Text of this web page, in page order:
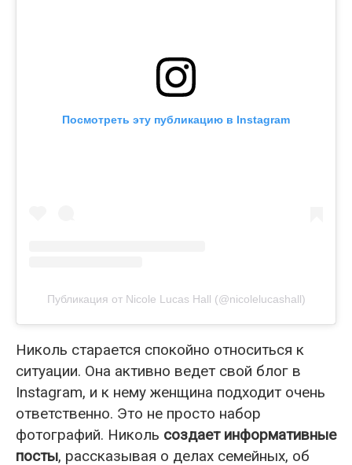
Посмотреть эту публикацию в Instagram
Публикация от Nicole Lucas Hall (@nicolelucashall)
Николь старается спокойно относиться к
ситуации. Она активно ведет свой блог в
Instagram, и к нему женщина подходит очень
ответственно. Это не просто набор
фотографий. Николь создает информативные
посты, рассказывая о делах семейных, об